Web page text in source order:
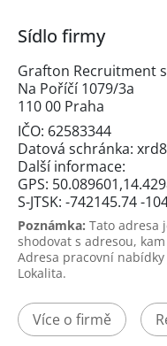
Sídlo firmy
Grafton Recruitment
Na Poříčí 1079/3a
110 00 Praha
IČO: 62583344
Datová schránka:
Další informace:
GPS:
S-JTSK: -742145.74 -
Poznámka: Tato adresa
shodovat s adresou,
Adresa pracovní
Lokalita.
Více o firmě